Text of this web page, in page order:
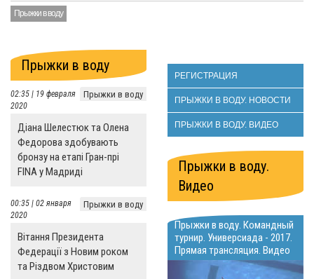
Прыжки в воду
Прыжки в воду
Прыжки в воду
02:35 | 19 февраля
2020
Діана Шелестюк та Олена
Федорова здобувають
бронзу на етапі Гран-прі
FINA у Мадриді
Прыжки в воду
00:35 | 02 января
2020
Вітання Президента
Федерації з Новим роком
та Різдвом Христовим
РЕГИСТРАЦИЯ
ПРЫЖКИ В ВОДУ. НОВОСТИ
ПРЫЖКИ В ВОДУ. ВИДЕО
Прыжки в воду.
Видео
Прыжки в воду. Командный
турнир. Универсиада - 2017.
Прямая трансляция. Видео